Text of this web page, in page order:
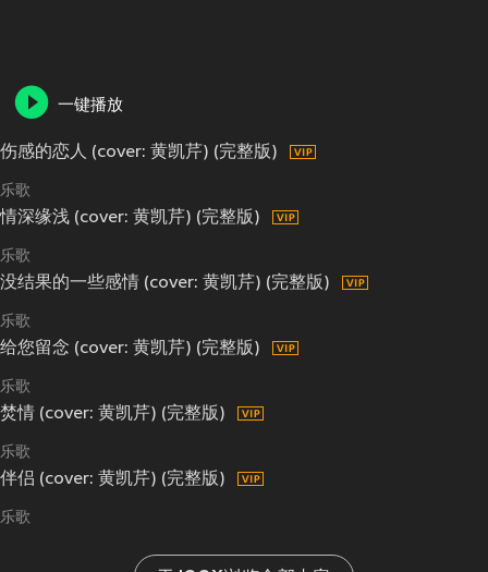
一键播放
伤感的恋人 (cover: 黄凯芹) (完整版)
乐歌
情深缘浅 (cover: 黄凯芹) (完整版)
乐歌
没结果的一些感情 (cover: 黄凯芹) (完整版)
乐歌
给您留念 (cover: 黄凯芹) (完整版)
乐歌
焚情 (cover: 黄凯芹) (完整版)
乐歌
伴侣 (cover: 黄凯芹) (完整版)
乐歌